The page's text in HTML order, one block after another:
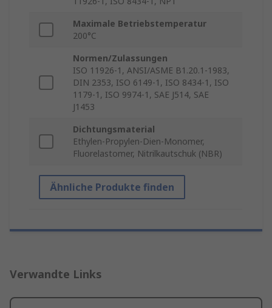
Maximale Betriebstemperatur
200°C
Normen/Zulassungen
ISO 11926-1, ANSI/ASME B1.20.1-1983,
DIN 2353, ISO 6149-1, ISO 8434-1, ISO
1179-1, ISO 9974-1, SAE J514, SAE
J1453
Dichtungsmaterial
Ethylen-Propylen-Dien-Monomer,
Fluorelastomer, Nitrilkautschuk (NBR)
Ähnliche Produkte finden
Verwandte Links